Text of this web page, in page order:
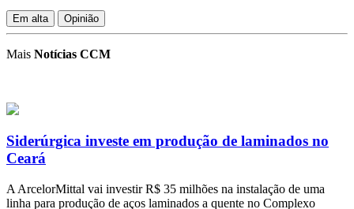
Em alta Opinião
Mais Notícias CCM
Siderúrgica investe em produção de laminados no
Ceará
A ArcelorMittal vai investir R$ 35 milhões na instalação de uma
linha para produção de aços laminados a quente no Complexo